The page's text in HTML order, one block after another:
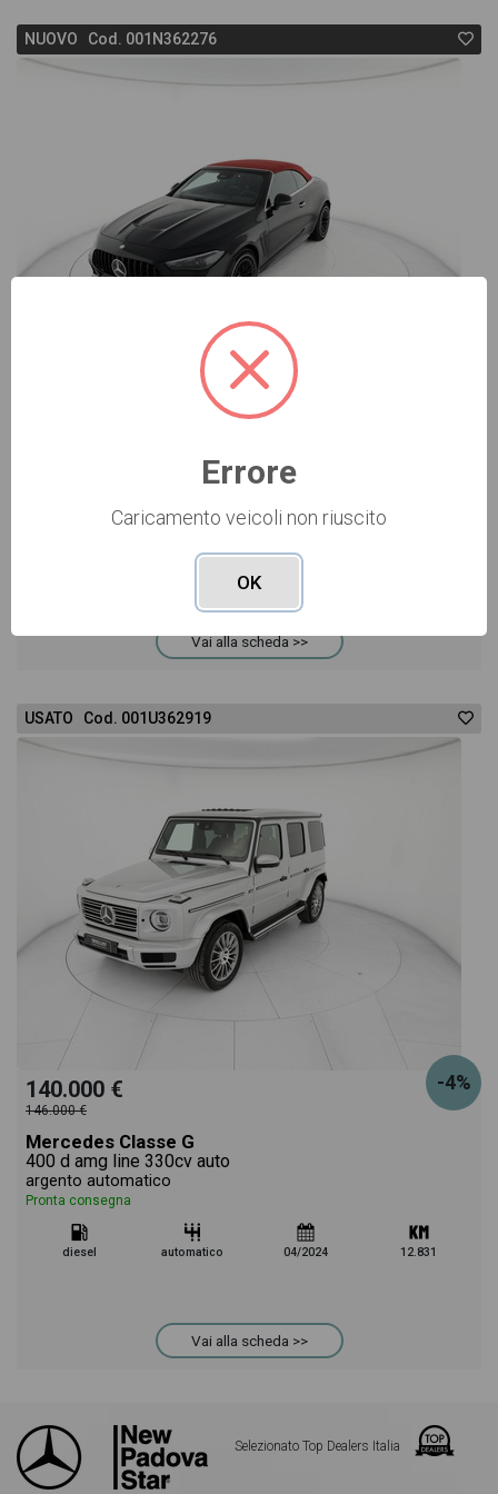
consigliata per l'acquisto del veicolo.
NUOVO Cod. 001N362276
cabrio amg 53 premium plus 4matic+ auto
automatico
Vai alla scheda >>
USATO Cod. 001U362919
-4%
140.000 €
146.000 €
Mercedes Classe G
400 d amg line 330cv auto
argento automatico
Pronta consegna
diesel automatico 04/2024 12.831
Vai alla scheda >>
Selezionato Top Dealers Italia
Errore
Caricamento veicoli non riuscito
OK